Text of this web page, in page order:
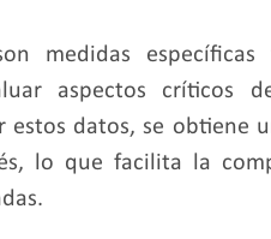
medidas
aspectos críticos
estos datos, se obtiene
lo que facilita la